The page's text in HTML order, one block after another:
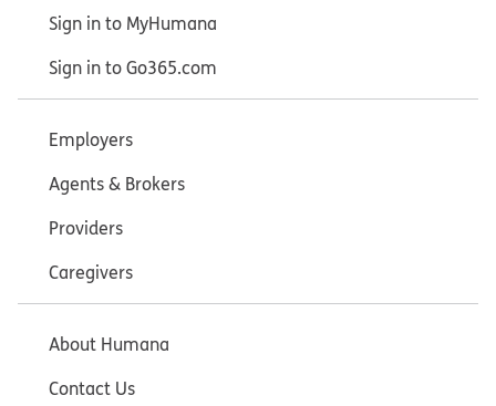
Sign in to MyHumana
Sign in to Go365.com
Employers
Agents & Brokers
Providers
Caregivers
About Humana
Contact Us